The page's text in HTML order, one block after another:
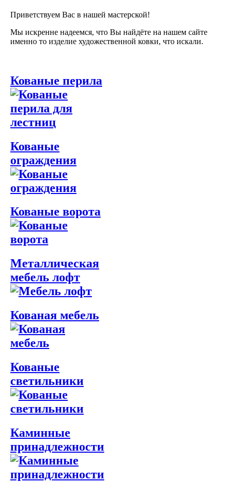
Приветствуем Вас в нашей мастерской!
Мы искренне надеемся, что Вы найдёте на нашем сайте
именно то изделие художественной ковки, что искали.
Кованые перила
Кованые
ограждения
Кованые ворота
Металлическая
мебель лофт
Кованая мебель
Кованые
светильники
Каминные
принадлежности